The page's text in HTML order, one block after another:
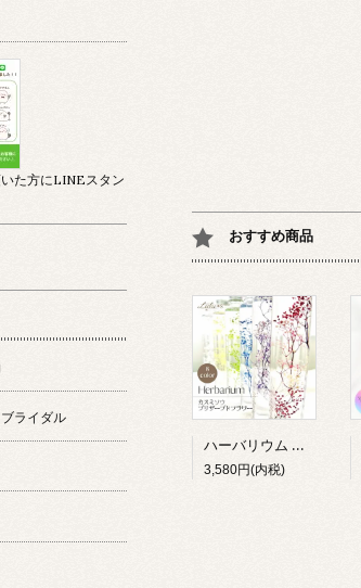
おすすめ商品
ハーバリウム カスミソウ 8色 プリザーブドフラワー 誕生日 母の日 退職祝い プレゼント ギフト Lulu＊s
3,580円(内税)
た方にLINEスタン
ライダル